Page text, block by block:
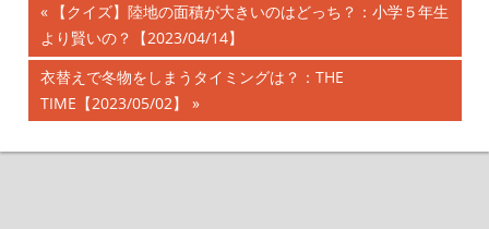
投
稿
ナ
ビ
前
の
記
事:
【クイズ】陸地の面積が大きいのはどっち？：小学５年生
より賢いの？【2023/04/14】
次
の
事:
衣替えで冬物をしまうタイミングは？：THE
TIME【2023/05/02】